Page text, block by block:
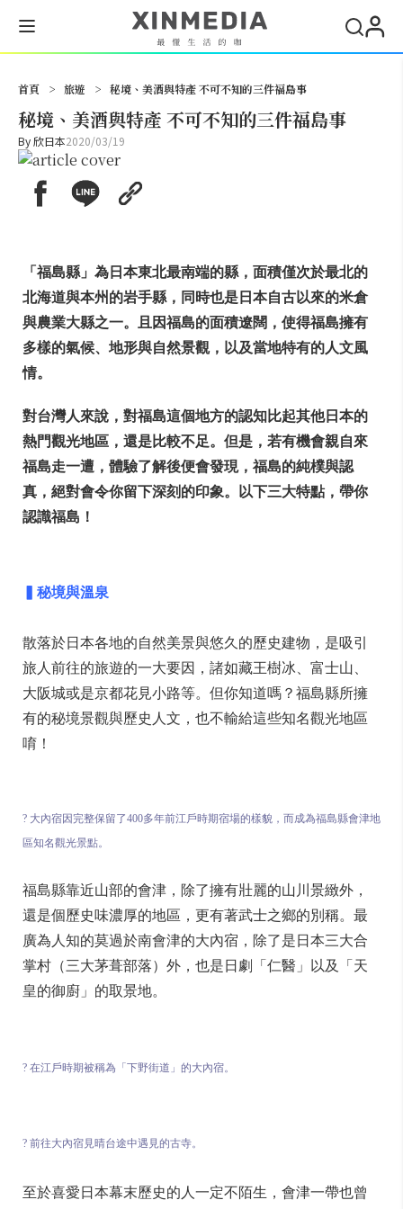
首頁 > 旅遊 > 秘境、美酒與特產 不可不知的三件福島事
秘境、美酒與特產 不可不知的三件福島事
By欣日本2020/03/19
「福島縣」為日本東北最南端的縣，面積僅次於最北的
北海道與本州的岩手縣，同時也是日本自古以來的米倉
與農業大縣之一。且因福島的面積遼闊，使得福島擁有
多樣的氣候、地形與自然景觀，以及當地特有的人文風
情。
對台灣人來說，對福島這個地方的認知比起其他日本的
熱門觀光地區，還是比較不足。但是，若有機會親自來
福島走一遭，體驗了解後便會發現，福島的純樸與認
真，絕對會令你留下深刻的印象。以下三大特點，帶你
認識福島！
▍秘境與溫泉
散落於日本各地的自然美景與悠久的歷史建物，是吸引
旅人前往的旅遊的一大要因，諸如藏王樹冰、富士山、
大阪城或是京都花見小路等。但你知道嗎？福島縣所擁
有的秘境景觀與歷史人文，也不輸給這些知名觀光地區
唷！
? 大內宿因完整保留了400多年前江戶時期宿場的樣貌，而成為福島縣會津地
區知名觀光景點。
福島縣靠近山部的會津，除了擁有壯麗的山川景緻外，
還是個歷史味濃厚的地區，更有著武士之鄉的別稱。最
廣為人知的莫過於南會津的大內宿，除了是日本三大合
掌村（三大茅葺部落）外，也是日劇「仁醫」以及「天
皇的御廚」的取景地。
? 在江戶時期被稱為「下野街道」的大內宿。
? 前往大內宿見晴台途中遇見的古寺。
至於喜愛日本幕末歷史的人一定不陌生，會津一帶也曾